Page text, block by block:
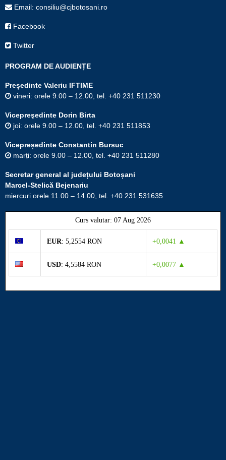
Email: consiliu@cjbotosani.ro
Facebook
Twitter
PROGRAM DE AUDIENȚE
Președinte Valeriu IFTIME
vineri: orele 9.00 – 12.00, tel. +40 231 511230
Vicepreşedinte Dorin Birta
joi: orele 9.00 – 12.00, tel. +40 231 511853
Vicepreședinte Constantin Bursuc
marți: orele 9.00 – 12.00, tel. +40 231 511280
Secretar general al județului Botoșani
Marcel-Stelică Bejenariu
miercuri orele 11.00 – 14.00, tel. +40 231 531635
Curs valutar: 07 Aug 2026
EUR: 5,2554 RON +0,0041 ▲
USD: 4,5584 RON +0,0077 ▲